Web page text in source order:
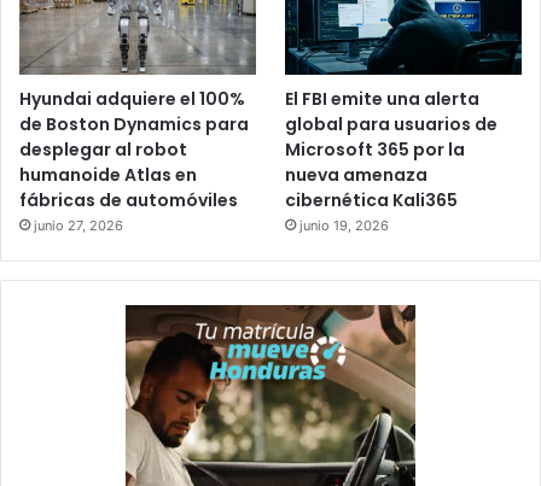
Hyundai adquiere el 100%
de Boston Dynamics para
desplegar al robot
humanoide Atlas en
fábricas de automóviles
junio 27, 2026
El FBI emite una alerta
global para usuarios de
Microsoft 365 por la
nueva amenaza
cibernética Kali365
junio 19, 2026